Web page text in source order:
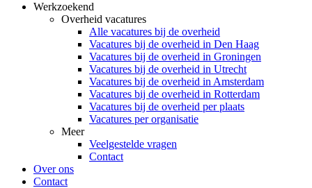
Werkzoekend
Overheid vacatures
Alle vacatures bij de overheid
Vacatures bij de overheid in Den Haag
Vacatures bij de overheid in Groningen
Vacatures bij de overheid in Utrecht
Vacatures bij de overheid in Amsterdam
Vacatures bij de overheid in Rotterdam
Vacatures bij de overheid per plaats
Vacatures per organisatie
Meer
Veelgestelde vragen
Contact
Over ons
Contact